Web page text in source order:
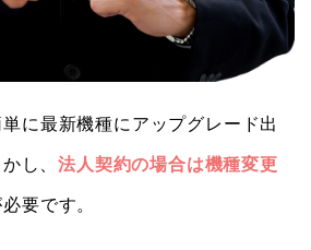
に最新機種にアップグレード出
し、法人契約の場合は機種変更
要です。